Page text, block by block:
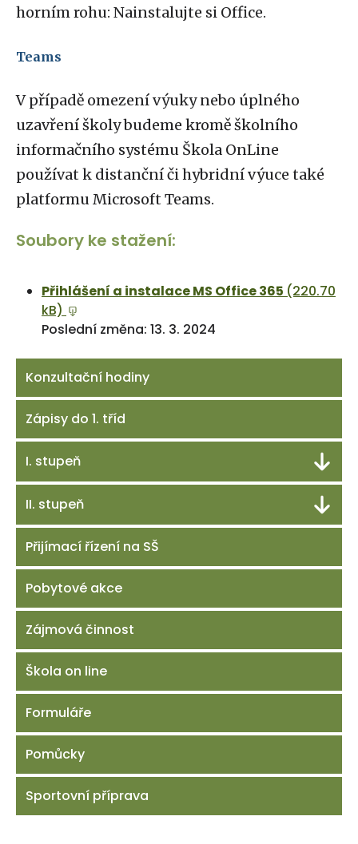
horním rohu: Nainstalujte si Office.
Teams
V případě omezení výuky nebo úplného
uzavření školy budeme kromě školního
informačního systému Škola OnLine
používat k distanční či hybridní výuce také
platformu Microsoft Teams.
Soubory ke stažení:
Přihlášení a instalace MS Office 365 (220.70
kB)
Poslední změna: 13. 3. 2024
Konzultační hodiny
Zápisy do 1. tříd
I. stupeň
II. stupeň
Přijímací řízení na SŠ
Pobytové akce
Zájmová činnost
Škola on line
Formuláře
Pomůcky
Sportovní příprava